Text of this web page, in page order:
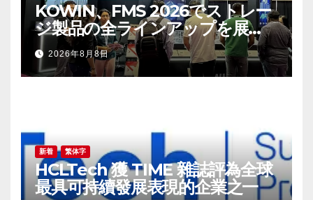
KOWIN、FMS 2026でストレー
ジ製品の全ラインアップを展
示：高性能ストレージ製品がAI分
野の革新を牽引
2026年8月8日
新着 繁体字
HCLTech 獲 TIME 雜誌評為全球
最具可持續發展表現的企業之一